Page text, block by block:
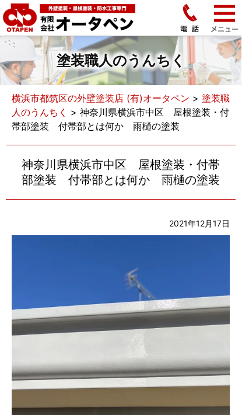
塗装職人のうんちく
横浜市都筑区の外壁塗装店 (有)オータペン > 塗装職
人のうんちく > 神奈川県横浜市中区 屋根塗装・付
帯部塗装 付帯部とは何か 雨樋の塗装
神奈川県横浜市中区 屋根塗装・付帯
部塗装 付帯部とは何か 雨樋の塗装
2021年12月17日